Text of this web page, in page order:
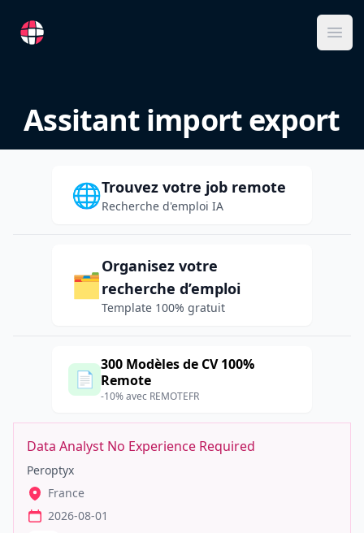
RemoteFR
Assitant import export
🌐Trouvez votre job remote
Recherche d'emploi IA
🗂️
Organisez votre
recherche d’emploi
Template 100% gratuit
📄
300 Modèles de CV 100%
Remote
-10% avec REMOTEFR
Data Analyst No Experience Required
Peroptyx
France
2026-08-01